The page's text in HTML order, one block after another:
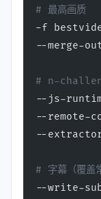
# 最高画质
-f
--merge-
# n-
--js-
--remote-
--
# 字幕（覆盖
--write-